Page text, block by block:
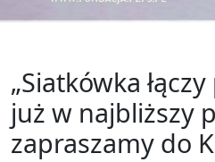
„Siatkówka
już w najbliższy
zapraszamy do